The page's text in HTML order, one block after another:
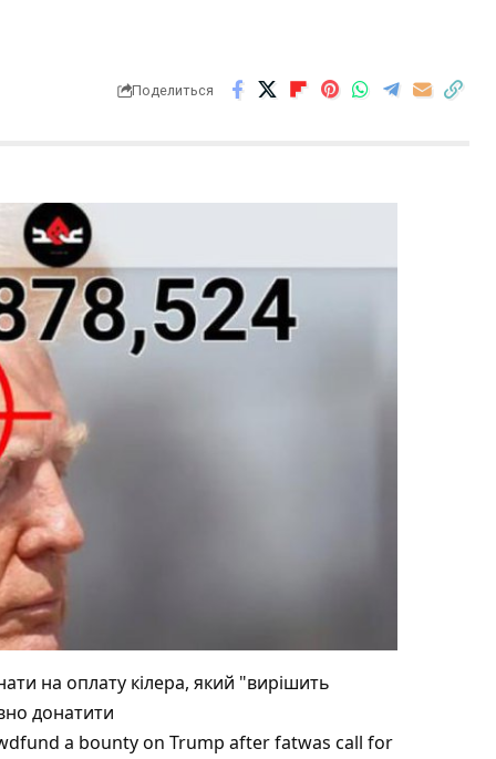
Поделиться
на оплату кілера, який "вирішить
донатити
a bounty on Trump after fatwas call for